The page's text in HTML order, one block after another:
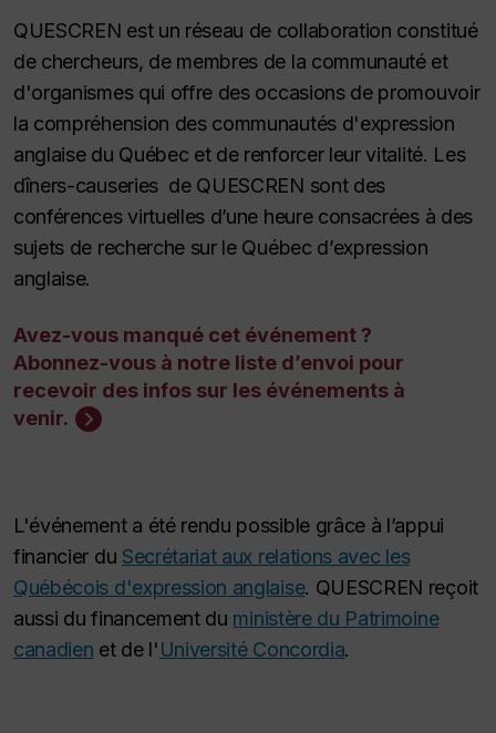
QUESCREN est un réseau de collaboration constitué
de chercheurs, de membres de la communauté et
d'organismes qui offre des occasions de promouvoir
la compréhension des communautés d'expression
anglaise du Québec et de renforcer leur vitalité. Les
dîners-causeries de QUESCREN sont des
conférences virtuelles d’une heure consacrées à des
sujets de recherche sur le Québec d’expression
anglaise.
Avez-vous manqué cet événement ?
Abonnez-vous à notre liste d’envoi pour
recevoir des infos sur les événements à
venir.
L'événement a été rendu possible grâce à l’appui
financier du Secrétariat aux relations avec les
Québécois d'expression anglaise. QUESCREN reçoit
aussi du financement du ministère du Patrimoine
canadien et de l'Université Concordia.